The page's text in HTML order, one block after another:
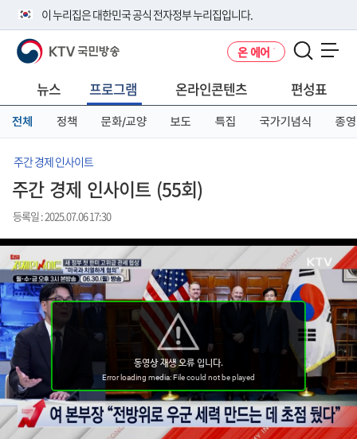
이 누리집은 대한민국 공식 전자정부 누리집입니다.
공식 누리집 주소 확인하기
니다.
이밖에 or.kr 또는 .kr등 다른 도메인 주소를 사용하고 있다면 아래 URL에
서 도메인 주소를 확인해 보세요
KTV 국민방송 온 에어
뉴스 프로그램 온라인콘텐츠 편성표
전체 정책 문화/교양 보도 특집 국가기념식 종영
주간 경제 인사이트
주간 경제 인사이트 (55회)
등록일 : 2025.07.06 17:30